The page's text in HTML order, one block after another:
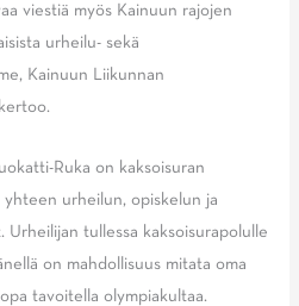
viestiä myös Kainuun rajojen
urheilu- sekä
Kainuun Liikunnan
kertoo.
Ruka on kaksoisuran
urheilun, opiskelun ja
tullessa kaksoisurapolulle
on mahdollisuus mitata oma
tavoitella olympiakultaa.